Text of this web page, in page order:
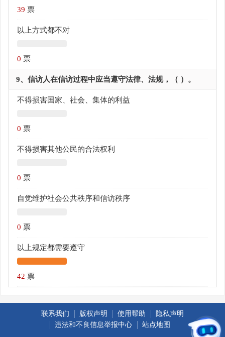
39 票
以上方式都不对
0 票
9、信访人在信访过程中应当遵守法律、法规，（ ）。
不得损害国家、社会、集体的利益
0 票
不得损害其他公民的合法权利
0 票
自觉维护社会公共秩序和信访秩序
0 票
以上规定都需要遵守
42 票
联系我们 版权声明 使用帮助
隐私声明
违法和不良信息举报中心
站点地图